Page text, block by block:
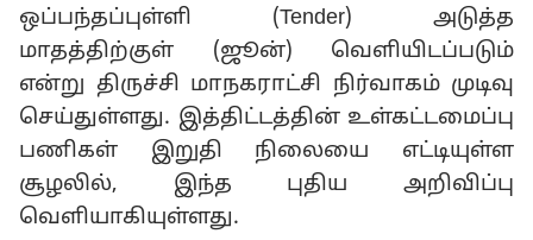
ஒப்பந்தப்புள்ளி (Tender) அடுத்த
மாதத்திற்குள் (ஜூன்) வெளியிடப்படும்
என்று திருச்சி மாநகராட்சி நிர்வாகம் முடிவு
செய்துள்ளது. இத்திட்டத்தின் உள்கட்டமைப்பு
பணிகள் இறுதி நிலையை எட்டியுள்ள
சூழலில், இந்த புதிய அறிவிப்பு
வெளியாகியுள்ளது.